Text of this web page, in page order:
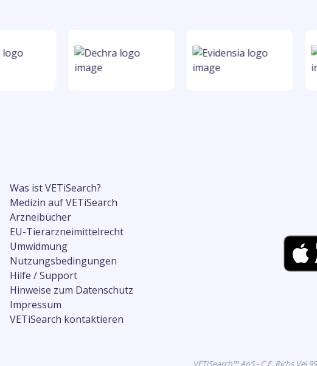
Was ist VETiSearch?
Medizin auf VETiSearch
Arzneibücher
EU-Tierarzneimittelrecht
Umwidmung
Nutzungsbedingungen
Hilfe / Support
Hinweise zum Datenschutz
Impressum
VETiSearch kontaktieren
VETiSearch™ ApS - C.F. Richs Vej